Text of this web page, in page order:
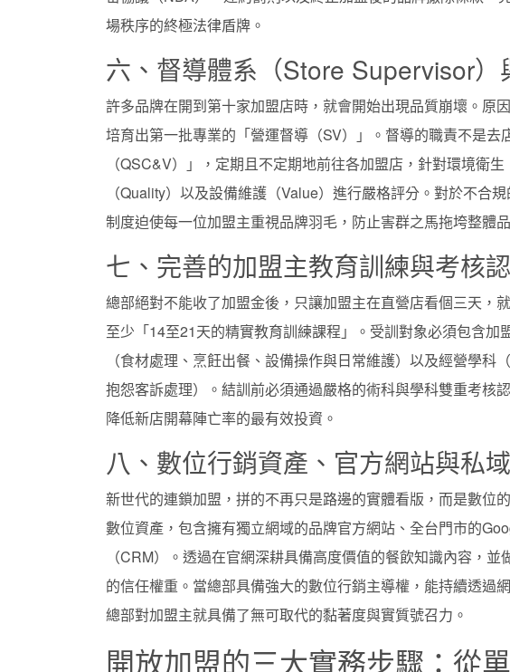
場秩序的終極法律盾牌。
六、督導體系（Store Supervisor
許多品牌在開到第十家加盟店時，就會開始出現品質崩壞。原
培育出第一批專業的「營運督導（SV）」。督導的職責不是
（QSC&V）」，定期且不定期地前往各加盟店，針對環境衛
（Quality）以及設備維護（Value）進行嚴格評分。對於不合
制度迫使每一位加盟主重視品牌羽毛，防止害群之馬拖垮整體
七、完善的加盟主教育訓練與考核
總部絕對不能收了加盟金後，只讓加盟主在直營店看個三天，
至少「14至21天的精實教育訓練課程」。受訓對象必須包含
（食材處理、烹飪出餐、設備操作與日常維護）以及經營學
抱怨客訴處理）。結訓前必須通過嚴格的術科與學科雙重考核
降低新店開幕陣亡率的最有效投資。
八、數位行銷資產、官方網站與私
新世代的連鎖加盟，拼的不再只是路邊的實體看版，而是數位
數位資產，包含擁有獨立網域的品牌官方網站、全台門市的
（CRM）。透過在官網深耕具備高度價值的餐飲知識內容，
的信任權重。當總部具備強大的數位行銷主導權，能持續透過
總部對加盟主就具備了無可取代的黏著度與實質號召力。
開放加盟的三大實務步驟：從